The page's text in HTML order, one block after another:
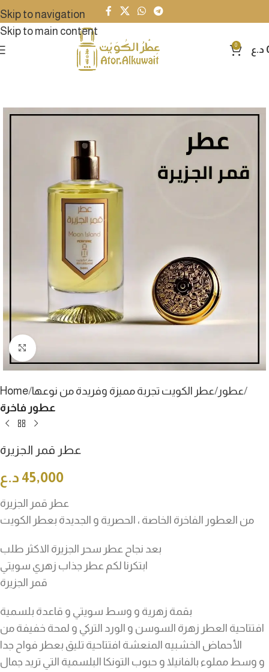
Skip to navigation
Skip to main content
0 د.ع
Click to enlarge
Home عطر الكويت تجربة مميزة وفريدة من نوعها عطور
عطور فاخرة
عطر قمر الجزيرة
45,000 د.ع
عطر قمر الجزيرة
من العطور الفاخرة الخاصة ، الحصرية و الجديدة بعطر الكويت
بعد نجاح عطر سحر الجزيرة الاكثر طلب
ابتكرنا لكم عطر جذاب زهري سويتي
قمر الجزيرة
بقمة زهرية و وسط سويتي و قاعدة بلسمية
افتتاحية العطر زهرة السوسن و الورد التركي و لمحة خفيفة من
الأحماض الخشبيه المنعشة افتتاحية تليق بعطر فواح جدا
و وسط مملوء بالفانيلا و حبوب التونكا البلسمية التي تريد جمال